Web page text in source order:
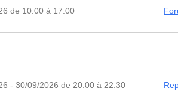
de 10:00 à 17:00
- 30/09/2026 de 20:00 à 22:30